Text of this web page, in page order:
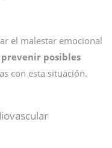
el malestar emocional
prevenir posibles
con esta situación.